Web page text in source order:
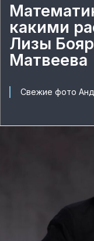
какими
Лизы
Матвеева
Свежие фото